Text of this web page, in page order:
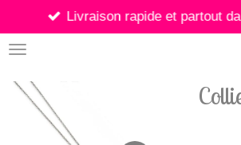
Passer
au
contenu
Livraison rapide et partout